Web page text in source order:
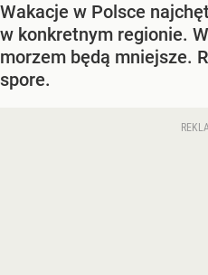
Wakacje w Polsce
w konkretnym regionie.
morzem będą mniejsze.
spore.